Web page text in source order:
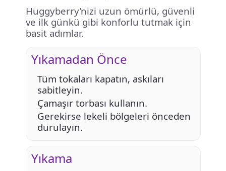
Huggyberry’nizi uzun ömürlü, güvenli
ve ilk günkü gibi konforlu tutmak için
basit adımlar.
Yıkamadan Önce
Tüm tokaları kapatın, askıları
sabitleyin.
Çamaşır torbası kullanın.
Gerekirse lekeli bölgeleri önceden
durulayın.
Yıkama